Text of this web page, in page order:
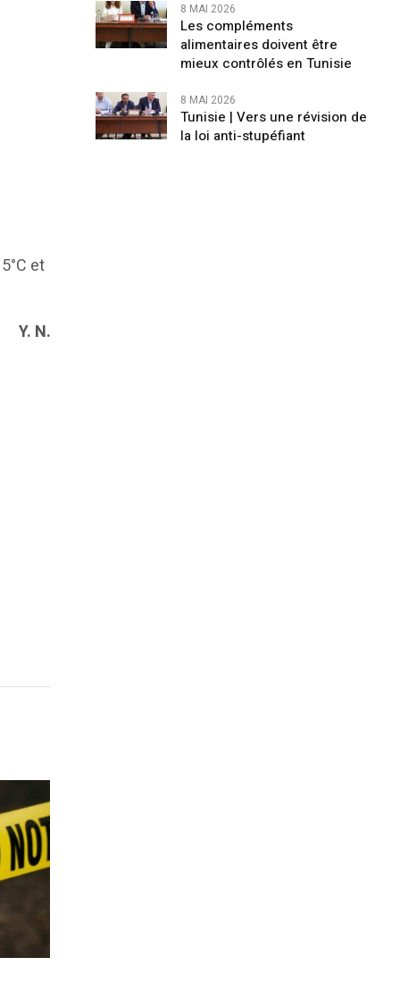
et
Y. N.
8 MAI 2026
Les compléments
alimentaires doivent être
mieux contrôlés en Tunisie
8 MAI 2026
Tunisie | Vers une révision de
la loi anti-stupéfiant